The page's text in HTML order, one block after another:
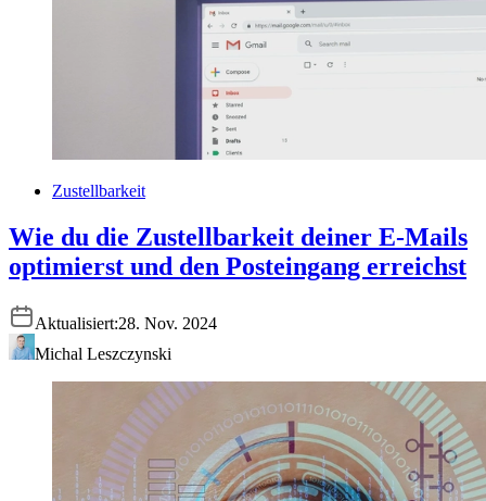
Zustellbarkeit
Wie du die Zustellbarkeit deiner E-Mails
optimierst und den Posteingang erreichst
Aktualisiert:28. Nov. 2024
Michal Leszczynski